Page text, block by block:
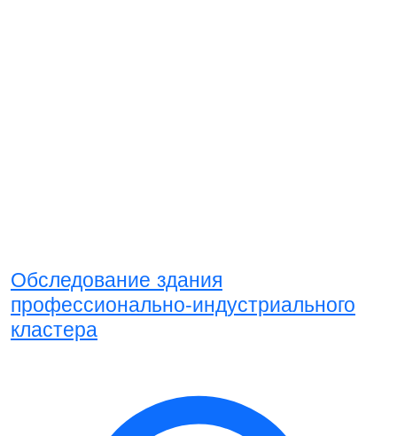
Обследование здания
профессионально-индустриального
кластера